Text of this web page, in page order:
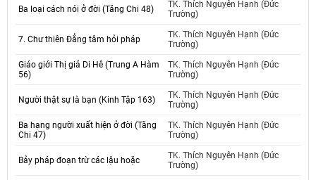
Ba loại cách nói ở đời (Tăng Chi 48)
TK. Thích Nguyên Hạnh (Đức
Trường)
7. Chư thiên Đẳng tâm hỏi pháp
TK. Thích Nguyên Hạnh (Đức
Trường)
Giáo giới Thị giả Di Hê (Trung A Hàm
56)
TK. Thích Nguyên Hạnh (Đức
Trường)
Người thật sự là bạn (Kinh Tập 163)
TK. Thích Nguyên Hạnh (Đức
Trường)
Ba hạng người xuất hiện ở đời (Tăng
Chi 47)
TK. Thích Nguyên Hạnh (Đức
Trường)
Bảy pháp đoạn trừ các lậu hoặc
TK. Thích Nguyên Hạnh (Đức
Trường)